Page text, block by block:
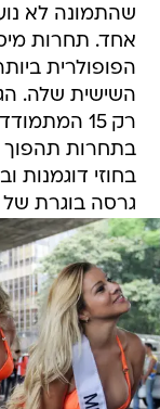
שהתמונה לא
אחד. תחרות
הפופולרית
רק 15
בתחרות תהפוך
בחוזי דוגמנות
גרסה בוגרת של